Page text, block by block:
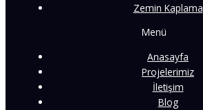
Zemin Kaplama
Menü
Anasayfa
Projelerimiz
İletişim
Blog